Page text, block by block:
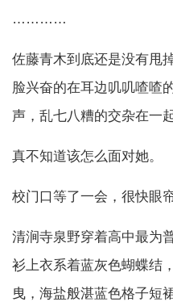
…………
佐藤青木到底还是没有甩
脸兴奋的在耳边叽叽喳喳
声，乱七八糟的交杂在一
真不知道该怎么面对她。
校门口等了一会，很快眼
清涧寺泉野穿着高中最为
衫上衣系着蓝灰色蝴蝶结
曳，海盐般湛蓝色格子短